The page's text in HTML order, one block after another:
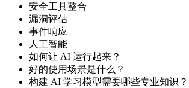
安全工具整合
漏洞评估
事件响应
人工智能
如何让 AI 运行起来？
好的使用场景是什么？
构建 AI 学习模型需要哪些专业知识？